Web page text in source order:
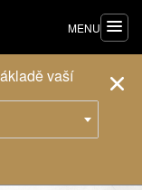
vaší
MENU